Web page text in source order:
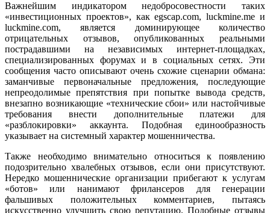
Важнейшим индикатором недобросовестности таких
«инвестиционных проектов», как egscap.com, luckmine.me и
luckmine.com, является доминирующее количество
отрицательных отзывов, опубликованных реальными
пострадавшими на независимых интернет-площадках,
специализированных форумах и в социальных сетях. Эти
сообщения часто описывают очень схожие сценарии обмана:
заманчивые первоначальные предложения, последующие
непреодолимые препятствия при попытке вывода средств,
внезапно возникающие «технические сбои» или настойчивые
требования внести дополнительные платежи для
«разблокировки» аккаунта. Подобная единообразность
указывает на системный характер мошенничества.
Также необходимо внимательно относиться к появлению
подозрительно хвалебных отзывов, если они присутствуют.
Нередко мошеннические организации прибегают к услугам
«ботов» или нанимают фрилансеров для генерации
фальшивых положительных комментариев, пытаясь
искусственно улучшить свою репутацию. Подобные отзывы